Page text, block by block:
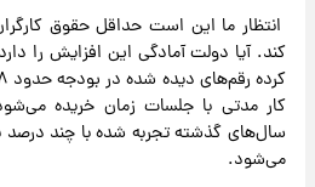
انتظار ما این است حداقل حقوق
کند. آیا دولت آمادگی این افزایش را
کار مدتی با جلسات زمان خریده
سال‌های گذشته تجربه شده با چند درصد
می‌شود.